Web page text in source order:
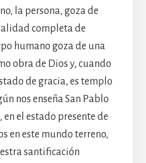
la persona, goza de
completa de
humano goza de una
obra de Dios y, cuando
de gracia, es templo
nos enseña San Pablo
en el estado presente de
en este mundo terreno,
santificación